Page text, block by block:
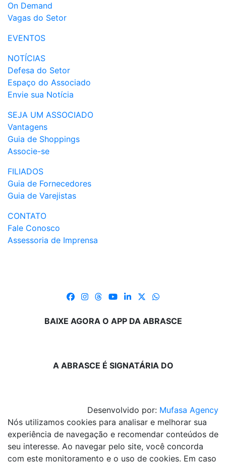
On Demand
Vagas do Setor
EVENTOS
NOTÍCIAS
Defesa do Setor
Espaço do Associado
Envie sua Notícia
SEJA UM ASSOCIADO
Vantagens
Guia de Shoppings
Associe-se
FILIADOS
Guia de Fornecedores
Guia de Varejistas
CONTATO
Fale Conosco
Assessoria de Imprensa
BAIXE AGORA O APP DA ABRASCE
A ABRASCE É SIGNATÁRIA DO
Desenvolvido por: Mufasa Agency
Nós utilizamos cookies para analisar e melhorar sua
experiência de navegação e recomendar conteúdos de
seu interesse. Ao navegar pelo site, você concorda
com este monitoramento e o uso de cookies. Em caso